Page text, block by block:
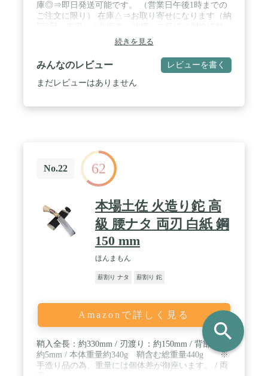
庫◎⇒即日発送可能です。 （営業日午後1時までの
ご注文に限り） 在庫△⇒お取り寄せになります（納
続きを見る
みんなのレビュー レビューを書く
まだレビューはありません
No.22 62
本場土佐 火造り鉈 高
級 腰ナタ 両刃 白紙 鋼
150 mm
ほんまもん
薪割り ナタ 薪割り 鉈
Amazonで詳しく見る
鞘入全長：約330mm / 刃渡り：約150mm / 背部厚：
約5mm / 本体重量約340g 鞘含む総重量440g ※
手造り品の為、重量には個体差が御座います。 / 両
search